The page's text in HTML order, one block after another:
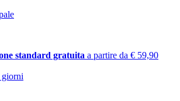
standard gratuita a partire da € 59,90
giorni